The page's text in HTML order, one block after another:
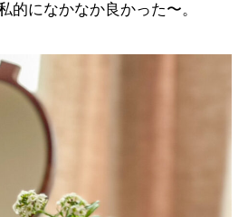
的になかなか良かった〜。